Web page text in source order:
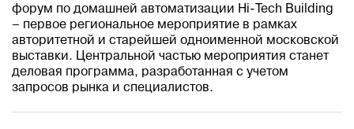
форум по домашней автоматизации Hi-Tech Building
– первое региональное мероприятие в рамках
авторитетной и старейшей одноименной московской
выставки. Центральной частью мероприятия станет
деловая программа, разработанная с учетом
запросов рынка и специалистов.